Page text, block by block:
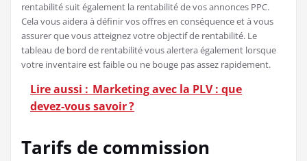
rentabilité suit également la rentabilité de vos annonces PPC.
Cela vous aidera à définir vos offres en conséquence et à vous
assurer que vous atteignez votre objectif de rentabilité. Le
tableau de bord de rentabilité vous alertera également lorsque
votre inventaire est faible ou ne bouge pas assez rapidement.
Lire aussi : Marketing avec la PLV : que
devez-vous savoir ?
Tarifs de commission